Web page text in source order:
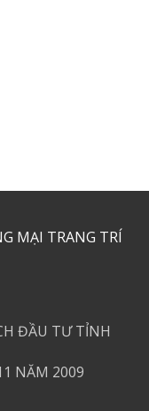
MẠI TRANG TRÍ
ĐẦU TƯ TỈNH
NĂM 2009